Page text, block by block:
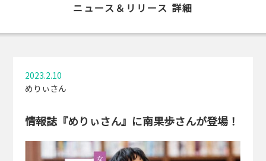
ニュース＆リリース 詳細
2023.2.10
めりぃさん
情報誌『めりぃさん』に南果歩さんが登場！